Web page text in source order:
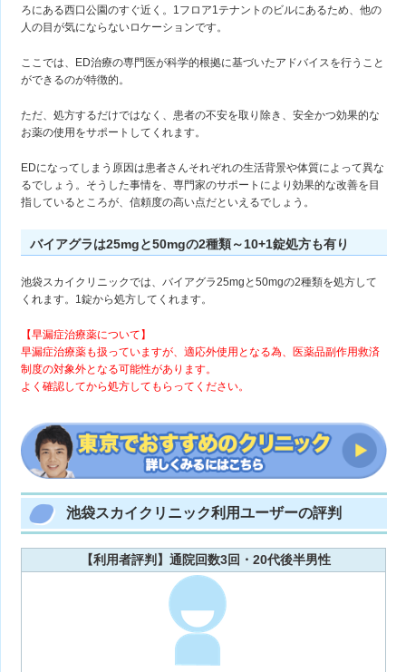
ろにある西口公園のすぐ近く。1フロア1テナントのビルにあるため、他の
人の目が気にならないロケーションです。
ここでは、ED治療の専門医が科学的根拠に基づいたアドバイスを行うこと
ができるのが特徴的。
ただ、処方するだけではなく、患者の不安を取り除き、安全かつ効果的な
お薬の使用をサポートしてくれます。
EDになってしまう原因は患者さんそれぞれの生活背景や体質によって異な
るでしょう。そうした事情を、専門家のサポートにより効果的な改善を目
指しているところが、信頼度の高い点だといえるでしょう。
バイアグラは25mgと50mgの2種類～10+1錠処方も有り
池袋スカイクリニックでは、バイアグラ25mgと50mgの2種類を処方して
くれます。1錠から処方してくれます。
【早漏症治療薬について】
早漏症治療薬も扱っていますが、適応外使用となる為、医薬品副作用救済
制度の対象外となる可能性があります。
よく確認してから処方してもらってください。
池袋スカイクリニック利用ユーザーの評判
【利用者評判】通院回数3回・20代後半男性